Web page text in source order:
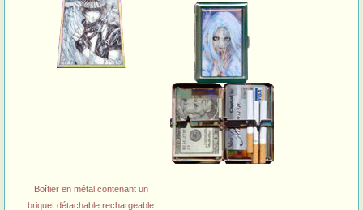
Boîtier en métal contenant un
briquet détachable rechargeable